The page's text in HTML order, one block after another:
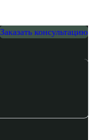
Заказать консультацию